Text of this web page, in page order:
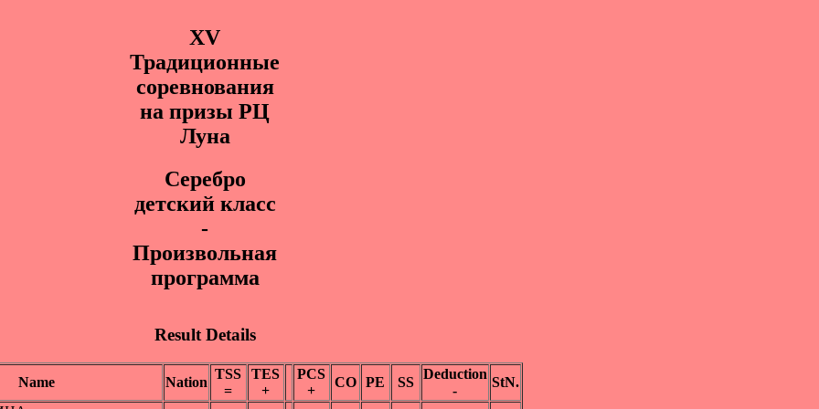
XV
Традиционные
соревнования
на призы РЦ
Луна
Cepeбpo
дeтский класс
-
Произвольная
программа
Result Details
Name Nation
TSS
=
TES
+
PCS
+
CO PE SS
Deduction
-
StN.